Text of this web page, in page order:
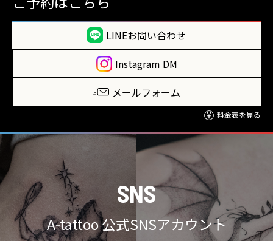
LINEお問い合わせ
Instagram DM
メールフォーム
料金表を見る
SNS
A-tattoo 公式SNSアカウント